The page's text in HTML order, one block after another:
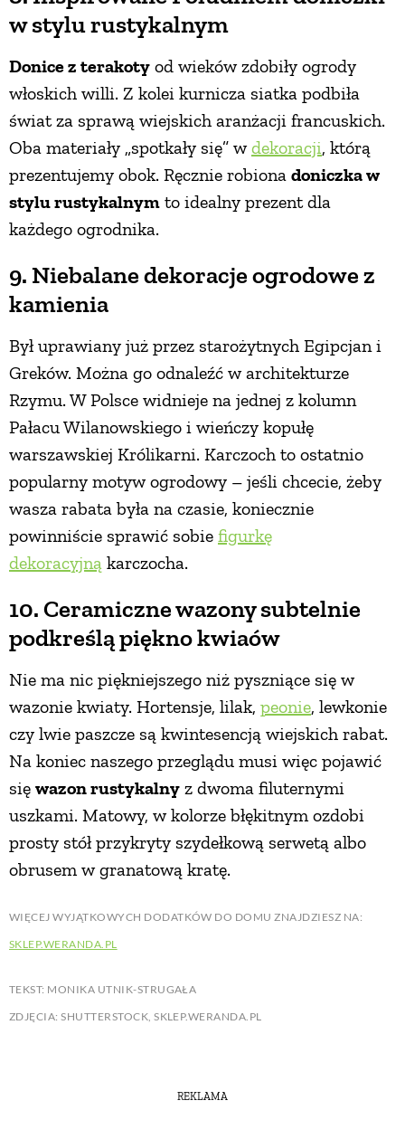
w stylu rustykalnym
Donice z terakoty od wieków zdobiły ogrody
włoskich willi. Z kolei kurnicza siatka podbiła
świat za sprawą wiejskich aranżacji francuskich.
Oba materiały „spotkały się” wdekoracji, którą
prezentujemy obok. Ręcznie robiona doniczka w
stylu rustykalnym to idealny prezent dla
każdego ogrodnika.
9. Niebalane dekoracje ogrodowe z
kamienia
Był uprawiany już przez starożytnych Egipcjan i
Greków. Można go odnaleźć w architekturze
Rzymu. W Polsce widnieje na jednej z kolumn
Pałacu Wilanowskiego i wieńczy kopułę
warszawskiej Królikarni. Karczoch to ostatnio
popularny motyw ogrodowy – jeśli chcecie, żeby
wasza rabata była na czasie, koniecznie
powinniście sprawić sobie figurkę
dekoracyjną karczocha.
10. Ceramiczne wazony subtelnie
podkreślą piękno kwiaów
Nie ma nic piękniejszego niż pyszniące się w
wazonie kwiaty. Hortensje, lilak, peonie, lewkonie
czy lwie paszcze są kwintesencją wiejskich rabat.
Na koniec naszego przeglądu musi więc pojawić
się wazon rustykalny z dwoma filuternymi
uszkami. Matowy, w kolorze błękitnym ozdobi
prosty stół przykryty szydełkową serwetą albo
obrusem w granatową kratę.
WIĘCEJ WYJĄTKOWYCH DODATKÓW DO DOMU ZNAJDZIESZ NA:
SKLEP.WERANDA.PL
TEKST: MONIKA UTNIK-STRUGAŁA
ZDJĘCIA: SHUTTERSTOCK, SKLEP.WERANDA.PL
REKLAMA